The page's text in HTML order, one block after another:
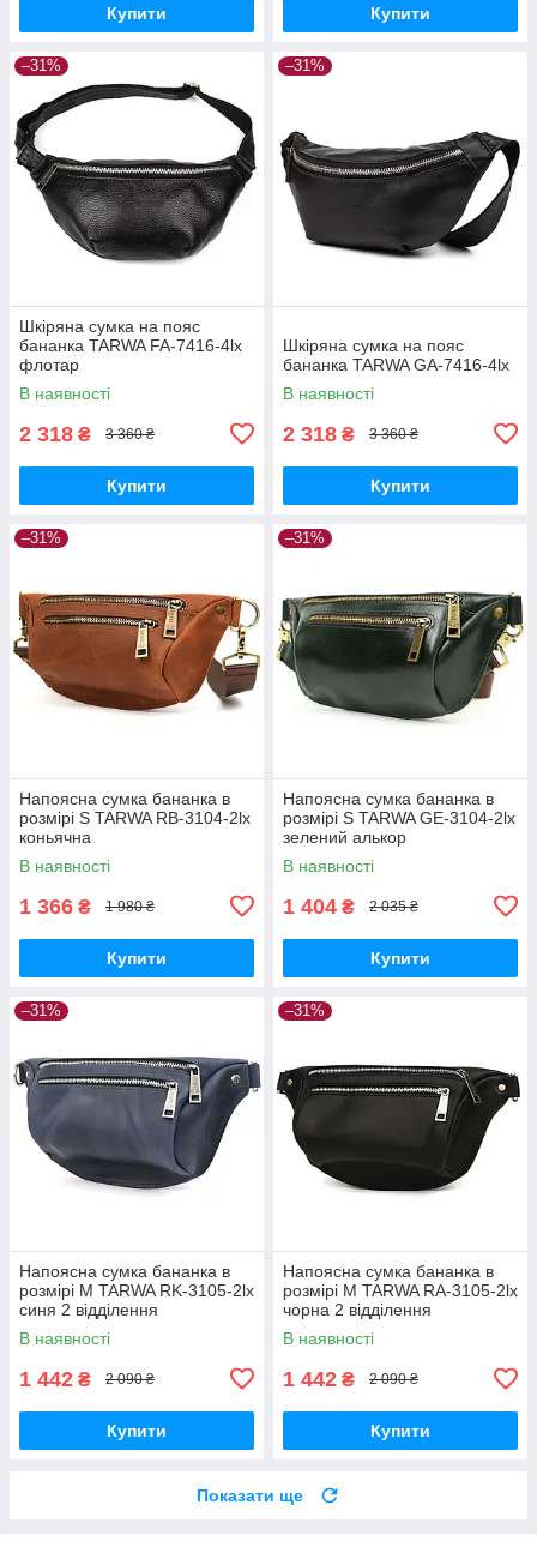
Купити Купити
–31%
Шкіряна сумка на пояс
бананка TARWA FA-7416-4lx
флотар
В наявності
2 318 ₴ 3 360 ₴
Купити
–31%
Шкіряна сумка на пояс
бананка TARWA GA-7416-4lx
В наявності
2 318 ₴ 3 360 ₴
Купити
–31%
Напоясна сумка бананка в
розмірі S TARWA RB-3104-2lx
коньячна
В наявності
1 366 ₴ 1 980 ₴
Купити
–31%
Напоясна сумка бананка в
розмірі S TARWA GE-3104-2lx
зелений алькор
В наявності
1 404 ₴ 2 035 ₴
Купити
–31%
Напоясна сумка бананка в
розмірі М TARWA RK-3105-2lx
синя 2 відділення
В наявності
1 442 ₴ 2 090 ₴
Купити
–31%
Напоясна сумка бананка в
розмірі М TARWA RA-3105-2lx
чорна 2 відділення
В наявності
1 442 ₴ 2 090 ₴
Купити
Показати ще